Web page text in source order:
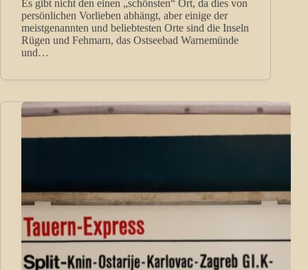
Es gibt nicht den einen „schönsten“ Ort, da dies von
persönlichen Vorlieben abhängt, aber einige der
meistgenannten und beliebtesten Orte sind die Inseln
Rügen und Fehmarn, das Ostseebad Warnemünde
und…